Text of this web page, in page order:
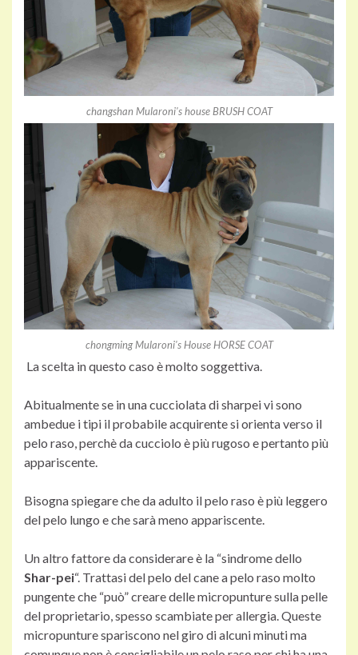
changshan Mularoni's house BRUSH COAT
chongming Mularoni's House HORSE COAT
La scelta in questo caso è molto soggettiva.
Abitualmente se in una cucciolata di sharpei vi sono
ambedue i tipi il probabile acquirente si orienta verso il
pelo raso, perchè da cucciolo è più rugoso e pertanto più
appariscente.
Bisogna spiegare che da adulto il pelo raso è più leggero
del pelo lungo e che sarà meno appariscente.
Un altro fattore da considerare è la “sindrome dello
Shar-pei“. Trattasi del pelo del cane a pelo raso molto
pungente che “può” creare delle micropunture sulla pelle
del proprietario, spesso scambiate per allergia. Queste
micropunture spariscono nel giro di alcuni minuti ma